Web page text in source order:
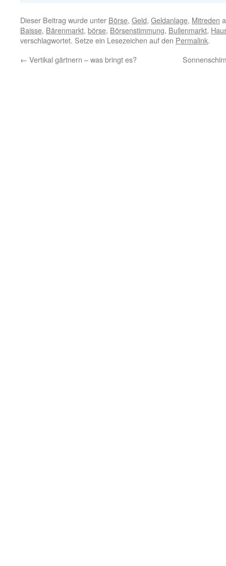
Dieser Beitrag wurde unter Börse, Geld, Geldanlage, Mitreden
Baisse, Bärenmarkt, börse, Börsenstimmung, Bullenmarkt,
verschlagwortet. Setze ein Lesezeichen auf den Permalink.
← Vertikal gärtnern – was bringt es?